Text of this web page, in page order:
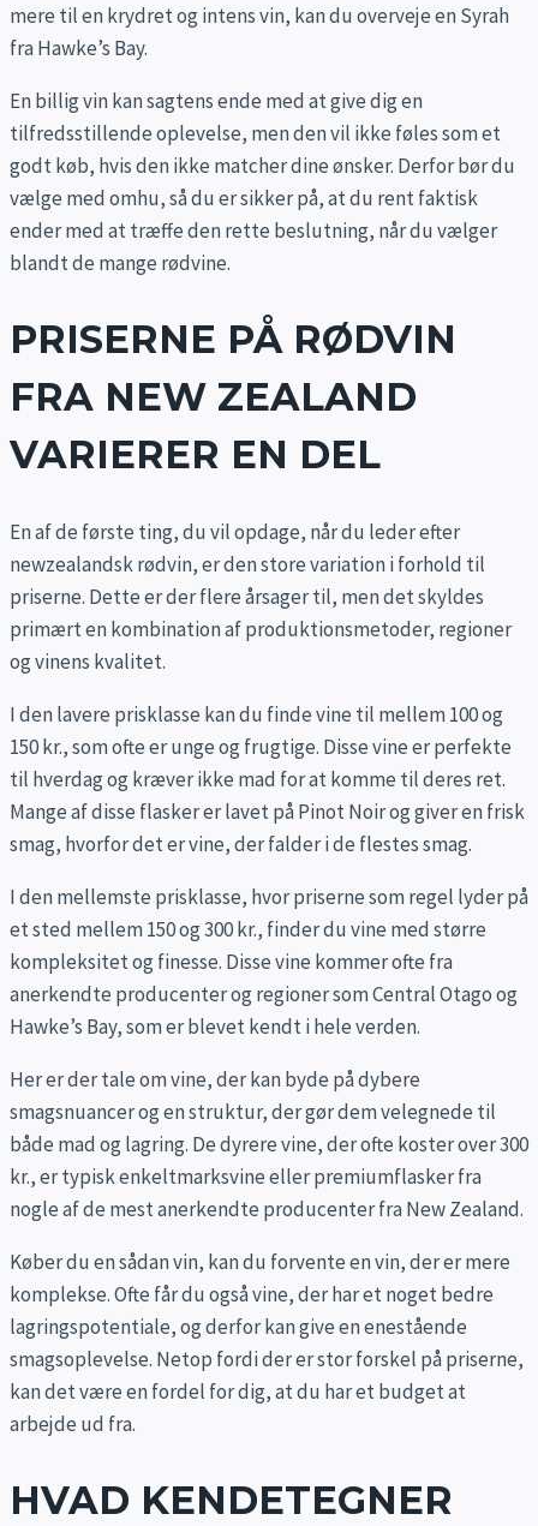
mere til en krydret og intens vin, kan du overveje en Syrah
fra Hawke’s Bay.
En billig vin kan sagtens ende med at give dig en
tilfredsstillende oplevelse, men den vil ikke føles som et
godt køb, hvis den ikke matcher dine ønsker. Derfor bør du
vælge med omhu, så du er sikker på, at du rent faktisk
ender med at træffe den rette beslutning, når du vælger
blandt de mange rødvine.
PRISERNE PÅ RØDVIN
FRA NEW ZEALAND
VARIERER EN DEL
En af de første ting, du vil opdage, når du leder efter
newzealandsk rødvin, er den store variation i forhold til
priserne. Dette er der flere årsager til, men det skyldes
primært en kombination af produktionsmetoder, regioner
og vinens kvalitet.
I den lavere prisklasse kan du finde vine til mellem 100 og
150 kr., som ofte er unge og frugtige. Disse vine er perfekte
til hverdag og kræver ikke mad for at komme til deres ret.
Mange af disse flasker er lavet på Pinot Noir og giver en frisk
smag, hvorfor det er vine, der falder i de flestes smag.
I den mellemste prisklasse, hvor priserne som regel lyder på
et sted mellem 150 og 300 kr., finder du vine med større
kompleksitet og finesse. Disse vine kommer ofte fra
anerkendte producenter og regioner som Central Otago og
Hawke’s Bay, som er blevet kendt i hele verden.
Her er der tale om vine, der kan byde på dybere
smagsnuancer og en struktur, der gør dem velegnede til
både mad og lagring. De dyrere vine, der ofte koster over 300
kr., er typisk enkeltmarksvine eller premiumflasker fra
nogle af de mest anerkendte producenter fra New Zealand.
Køber du en sådan vin, kan du forvente en vin, der er mere
komplekse. Ofte får du også vine, der har et noget bedre
lagringspotentiale, og derfor kan give en enestående
smagsoplevelse. Netop fordi der er stor forskel på priserne,
kan det være en fordel for dig, at du har et budget at
arbejde ud fra.
HVAD KENDETEGNER